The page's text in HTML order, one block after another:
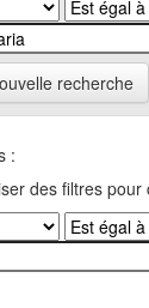
recherche
:
des filtres pour